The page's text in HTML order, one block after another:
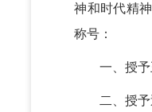
神和时代精
称号：
一、授予王
二、授予迪